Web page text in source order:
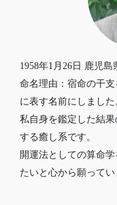
1958年1月26日 鹿児島
命名理由：宿命の干
に表す名前にしました
私自身を鑑定した結
する癒し系です。
開運法としての算命
たいと心から願ってい